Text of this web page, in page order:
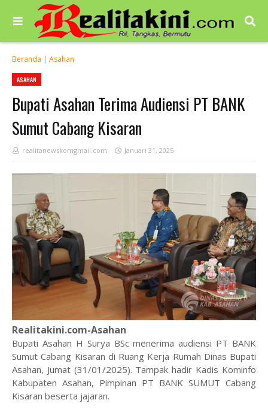
Beranda | Asahan
ASAHAN
Bupati Asahan Terima Audiensi PT BANK
Sumut Cabang Kisaran
realitanewskomgmail.com Januari 31, 2025
Realitakini.com-Asahan
Bupati Asahan H Surya BSc menerima audiensi PT BANK
Sumut Cabang Kisaran di Ruang Kerja Rumah Dinas Bupati
Asahan, Jumat (31/01/2025). Tampak hadir Kadis Kominfo
Kabupaten Asahan, Pimpinan PT BANK SUMUT Cabang
Kisaran beserta jajaran.